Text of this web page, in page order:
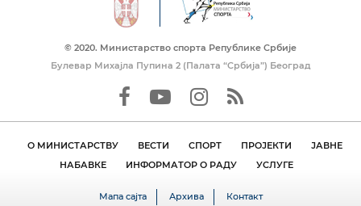
© 2020. Mинистарство спорта Републике Србије
Булевар Михајла Пупина 2 (Палата “Србија”) Београд
О МИНИСТАРСТВУ ВЕСТИ СПОРТ ПРОЈЕКТИ
ЈАВНЕ
НАБАВКЕ
ИНФОРМАТОР О РАДУ УСЛУГЕ
Мапа сајта Архива Контакт